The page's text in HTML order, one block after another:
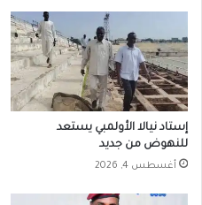
إستاد نيالا الأولمبي يستعد
للنهوض من جديد
أغسطس 4, 2026